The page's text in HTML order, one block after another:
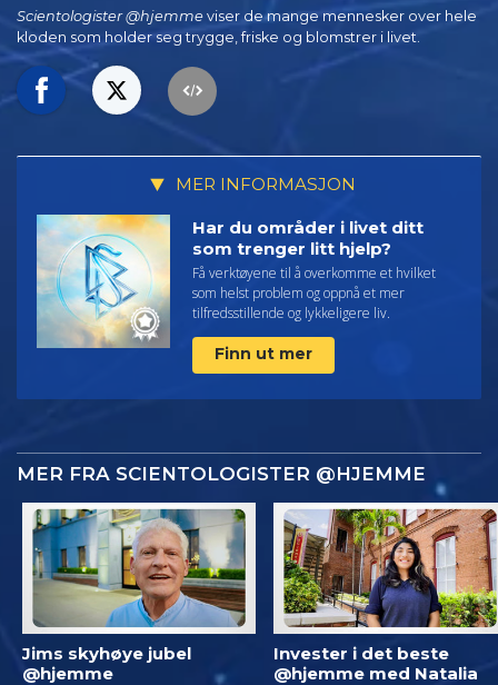
Scientologister @hjemme viser de mange mennesker over hele
kloden som holder seg trygge, friske og blomstrer i livet.
MER INFORMASJON
Har du områder i livet ditt
som trenger litt hjelp?
Få verktøyene til å overkomme et hvilket
som helst problem og oppnå et mer
tilfredsstillende og lykkeligere liv.
Finn ut mer
MER FRA SCIENTOLOGISTER @HJEMME
Jims skyhøye jubel
@hjemme
Invester i det beste
@hjemme med Natalia